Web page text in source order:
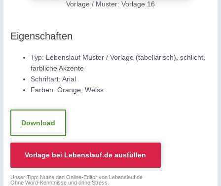
Vorlage / Muster: Vorlage 16
Eigenschaften
Typ: Lebenslauf Muster / Vorlage (tabellarisch), schlicht,
farbliche Akzente
Schriftart: Arial
Farben: Orange, Weiss
Download
Vorlage bei Lebenslauf.de ausfüllen
Unser Tipp: Nutze den Online-Editor von Lebenslauf.de
Ohne Word-Kenntnisse und ohne Stress.